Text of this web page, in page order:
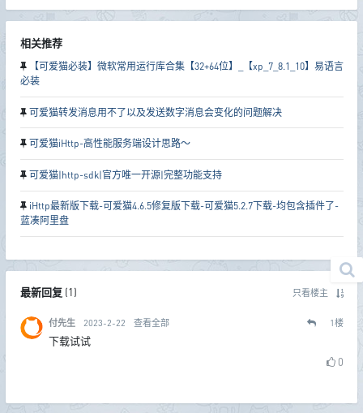
相关推荐
【可爱猫必装】微软常用运行库合集【32+64位】_【xp_7_8.1_10】易语言
必装
可爱猫转发消息用不了以及发送数字消息会变化的问题解决
可爱猫iHttp-高性能服务端设计思路～
可爱猫|http-sdk|官方唯一开源|完整功能支持
iHttp最新版下载-可爱猫4.6.5修复版下载-可爱猫5.2.7下载-均包含插件了-
蓝凑阿里盘
最新回复(1) 只看楼主
付先生 2023-2-22 查看全部 1楼
下载试试
0